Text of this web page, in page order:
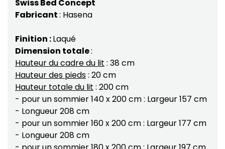
Swiss Bed Concept
Fabricant: Hasena
Finition :Laqué
Dimension totale:
Hauteur du cadre du lit : 38 cm
Hauteur des pieds: 20 cm
Hauteur totale du lit : 200 cm
- pour un sommier 140 x 200 cm : Largeur 157 cm
- Longueur 208 cm
- pour un sommier 160 x 200 cm : Largeur 177 cm
- Longueur 208 cm